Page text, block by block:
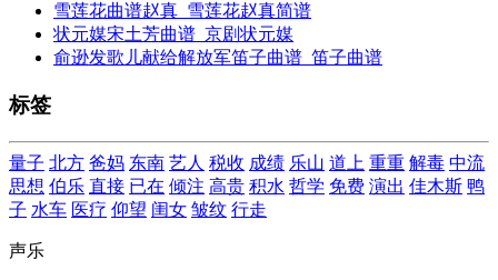
雪莲花曲谱赵真_雪莲花赵真简谱
状元媒宋土芳曲谱_京剧状元媒
俞逊发歌儿献给解放军笛子曲谱_笛子曲谱
标签
量子 北方 爸妈 东南 艺人 税收 成绩 乐山 道上 重重 解毒 中流
思想 伯乐 直接 已在 倾注 高贵 积水 哲学 免费 演出 佳木斯 鸭
子 水车 医疗 仰望 闺女 皱纹 行走
声乐